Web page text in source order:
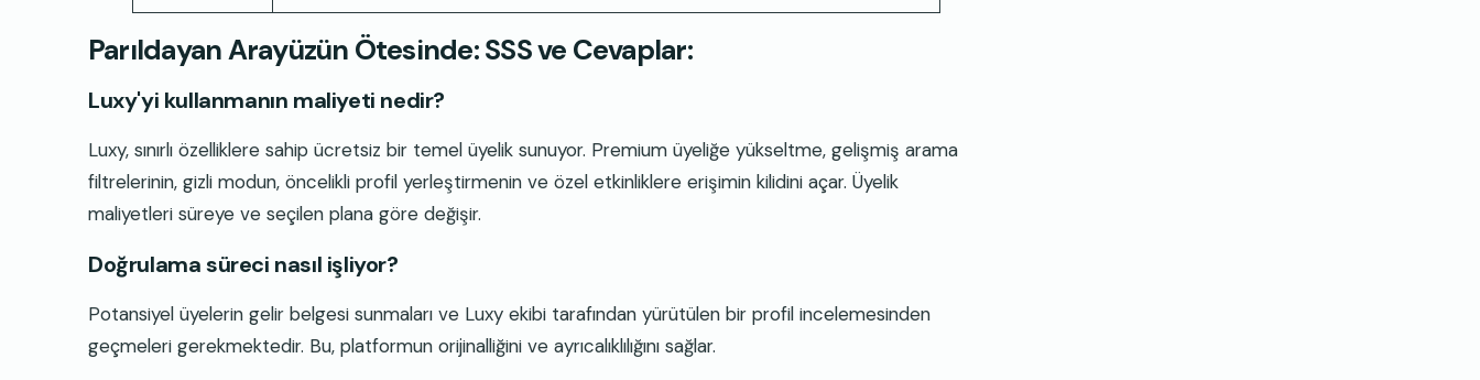
Parıldayan Arayüzün Ötesinde: SSS ve Cevaplar:
Luxy'yi kullanmanın maliyeti nedir?
Luxy, sınırlı özelliklere sahip ücretsiz bir temel üyelik sunuyor. Premium üyeliğe yükseltme, gelişmiş arama
filtrelerinin, gizli modun, öncelikli profil yerleştirmenin ve özel etkinliklere erişimin kilidini açar. Üyelik
maliyetleri süreye ve seçilen plana göre değişir.
Doğrulama süreci nasıl işliyor?
Potansiyel üyelerin gelir belgesi sunmaları ve Luxy ekibi tarafından yürütülen bir profil incelemesinden
geçmeleri gerekmektedir. Bu, platformun orijinalliğini ve ayrıcalıklılığını sağlar.